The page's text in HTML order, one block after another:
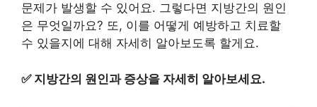
문제가 발생할 수 있어요. 그렇다면 지방간의 원인
은 무엇일까요? 또, 이를 어떻게 예방하고 치료할
수 있을지에 대해 자세히 알아보도록 할게요.
✅ 지방간의 원인과 증상을 자세히 알아보세요.